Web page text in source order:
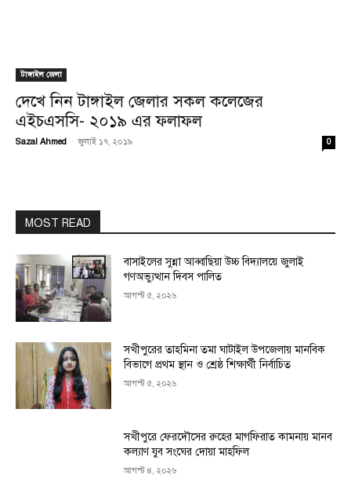
টাঙ্গাইল জেলা
দেখে নিন টাঙ্গাইল জেলার সকল কলেজের
এইচএসসি- ২০১৯ এর ফলাফল
Sazal Ahmed - জুলাই ১৭, ২০১৯ 0
MOST READ
বাসাইলের সুন্না আব্বাছিয়া উচ্চ বিদ্যালয়ে জুলাই
গণঅভ্যুত্থান দিবস পালিত
আগস্ট ৫, ২০২৬
সখীপুরের তাহমিনা তমা ঘাটাইল উপজেলায় মানবিক
বিভাগে প্রথম স্থান ও শ্রেষ্ঠ শিক্ষার্থী নির্বাচিত
আগস্ট ৫, ২০২৬
সখীপুরে ফেরদৌসের রুহের মাগফিরাত কামনায় মানব
কল্যাণ যুব সংঘের দোয়া মাহফিল
আগস্ট ৪, ২০২৬